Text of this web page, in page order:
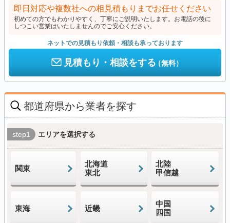
即日対応や複数社への相見積もりまでお任せください
初めての方でもわかりやすく、丁寧にご説明いたします。お電話の後に
しつこい営業はいたしませんのでご安心ください。
ネットでの見積もり依頼・相談も承っております
見積もり・相談をする（無料）
都道府県から業者を探す
step1 エリアを選択する
関東
北海道
東北
北陸
甲信越
東海 近畿
中国
四国